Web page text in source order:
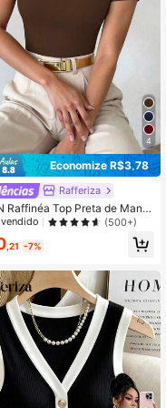
4
Economize R$3,78
Rafferiza
Raffinéa Top Preta de Mang
com Decote Assimétrico, D
Verão
(500+)
,21 -7%